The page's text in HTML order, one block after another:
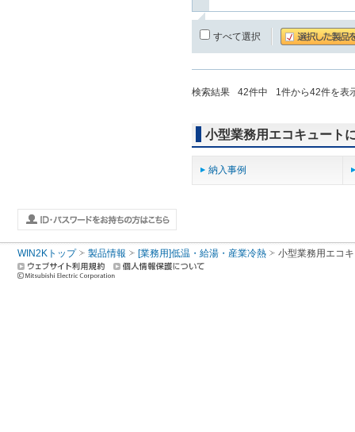
すべて選択
検索結果 42件中 1件から42件を表
小型業務用エコキュート
納入事例
WIN2Kトップ 製品情報 [業務用]低温・給湯・産業冷熱 小型業務用エコ